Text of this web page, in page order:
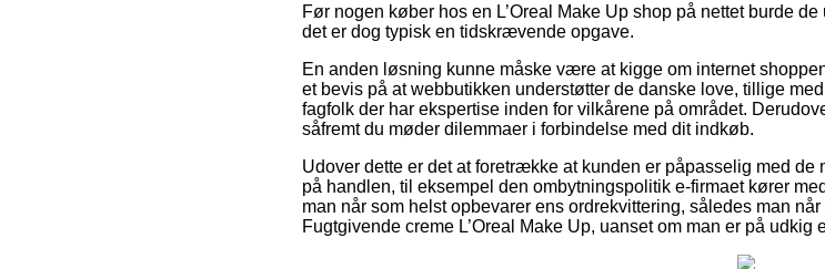
Før nogen køber hos en L’Oreal Make Up shop på nettet burde
det er dog typisk en tidskrævende opgave.
En anden løsning kunne måske være at kigge om internet
et bevis på at webbutikken understøtter de danske love, tillige
fagfolk der har ekspertise inden for vilkårene på området.
såfremt du møder dilemmaer i forbindelse med dit indkøb.
Udover dette er det at foretrække at kunden er påpasselig med
på handlen, til eksempel den ombytningspolitik e-firmaet kører
man når som helst opbevarer ens ordrekvittering, således man
Fugtgivende creme L’Oreal Make Up, uanset om man er på udkig